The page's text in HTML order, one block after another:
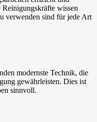
wissen
verwenden sind für jede Art
modernste Technik, die
gewährleisten. Dies ist
sinnvoll.